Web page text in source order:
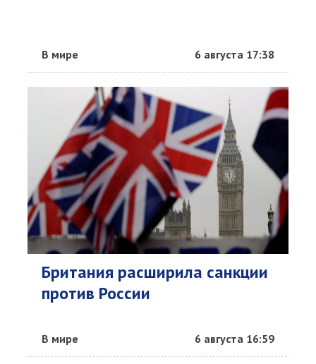
В мире 6 августа 17:38
Британия расширила санкции
против России
В мире 6 августа 16:59